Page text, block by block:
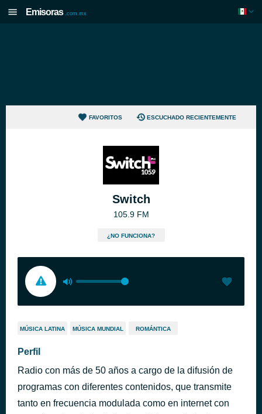
Emisoras .com.mx
FAVORITOS ESCUCHADO RECIENTEMENTE
Switch
105.9 FM
¿NO FUNCIONA?
MÚSICA LATINA MÚSICA MUNDIAL ROMÁNTICA
Perfil
Radio con más de 50 años a cargo de la difusión de
programas con diferentes contenidos, que transmite
tanto en frecuencia modulada como en internet con